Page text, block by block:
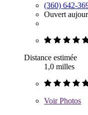
(360) 642-
Ouvert
Distance estimée
1,0 milles
VoirPhotos